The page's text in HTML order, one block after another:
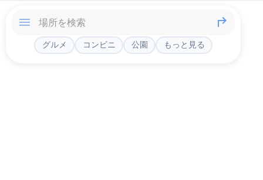
グルメ コンビニ 公園 もっと見る